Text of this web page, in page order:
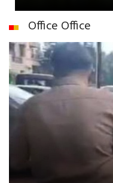
Office Office